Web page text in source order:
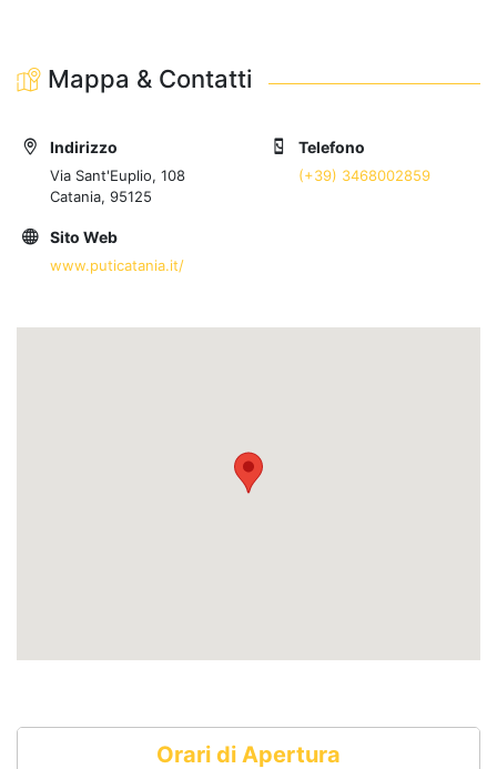
Mappa & Contatti
Indirizzo
Via Sant'Euplio, 108
Catania, 95125
Telefono
(+39) 3468002859
Sito Web
www.puticatania.it/
Orari di Apertura